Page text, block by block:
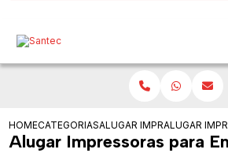
HOMECATEGORIASALUGAR IMPRESSORA
ALUGAR
Alugar Impressoras para